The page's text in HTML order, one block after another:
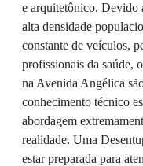
e arquitetônico. Devido
alta densidade
constante de veículos,
profissionais da saúde,
na Avenida Angélica
conhecimento técnico
abordagem
realidade. Uma
estar preparada para